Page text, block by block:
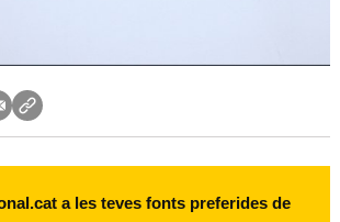
a les teves fonts preferides de